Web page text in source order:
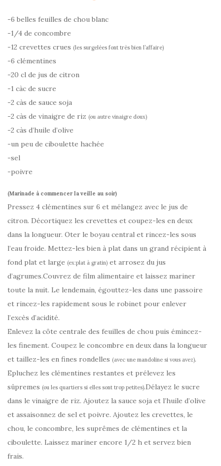
-6 belles feuilles de chou blanc
-1/4 de concombre
-12 crevettes crues (les surgelées font très bien l’affaire)
-6 clémentines
-20 cl de jus de citron
-1 càc de sucre
-2 càs de sauce soja
-2 càs de vinaigre de riz (ou autre vinaigre doux)
-2 càs d’huile d’olive
-un peu de ciboulette hachée
-sel
-poivre
(Marinade à commencer la veille au soir)
Pressez 4 clémentines sur 6 et mélangez avec le jus de
citron. Décortiquez les crevettes et coupez-les en deux
dans la longueur. Oter le boyau central et rincez-les sous
l’eau froide. Mettez-les bien à plat dans un grand récipient à
fond plat et large (ex:plat à gratin) et arrosez du jus
d’agrumes.Couvrez de film alimentaire et laissez mariner
toute la nuit. Le lendemain, égouttez-les dans une passoire
et rincez-les rapidement sous le robinet pour enlever
l’excès d’acidité.
Enlevez la côte centrale des feuilles de chou puis émincez-
les finement. Coupez le concombre en deux dans la longueur
et taillez-les en fines rondelles (avec une mandoline si vous avez).
Epluchez les clémentines restantes et prélevez les
sûpremes (ou les quartiers si elles sont trop petites).Délayez le sucre
dans le vinaigre de riz. Ajoutez la sauce soja et l’huile d’olive
et assaisonnez de sel et poivre. Ajoutez les crevettes, le
chou, le concombre, les suprêmes de clémentines et la
ciboulette. Laissez mariner encore 1/2 h et servez bien
frais.